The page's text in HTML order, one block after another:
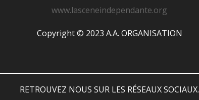
www.lasceneindependante.org
Copyright © 2023 A.A. ORGANISATION
RETROUVEZ NOUS SUR LES RÉSEAUX SOCIAUX.